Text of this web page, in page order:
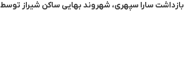
بازداشت سارا سپهری، شهروند بهایی ساکن شیراز